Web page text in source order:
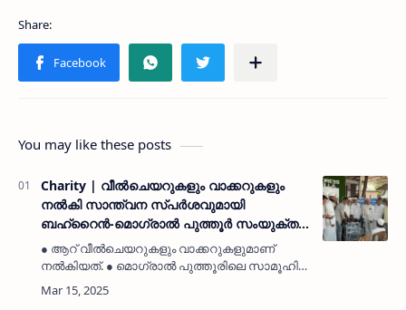
You may like these posts
Charity | വീൽചെയറുകളും വാക്കറുകളും
നൽകി സാന്ത്വന സ്പർശവുമായി
ബഹ്‌റൈൻ-മൊഗ്രാൽ പുത്തൂർ സംയുക്ത
ജമാഅത്ത്
● ആറ് വീൽചെയറുകളും വാക്കറുകളുമാണ്
നൽകിയത്. ● മൊഗ്രാൽ പുത്തൂരിലെ സാമൂഹിക
സേവന രംഗത്ത് മാതൃകാപരമായ
പ്രവർത്തനമാണ് നടത്തുന്നത്. ● സാമൂഹിക